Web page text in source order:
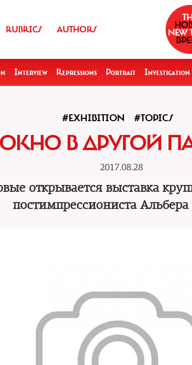
RUBRICS AUTHORS
Interview Repressions Portrait Investigation
#EXHIBITION #TOPICS
ОКНО В ДРУГОЙ
2017.08.28
открывается выставка
постимпрессиониста